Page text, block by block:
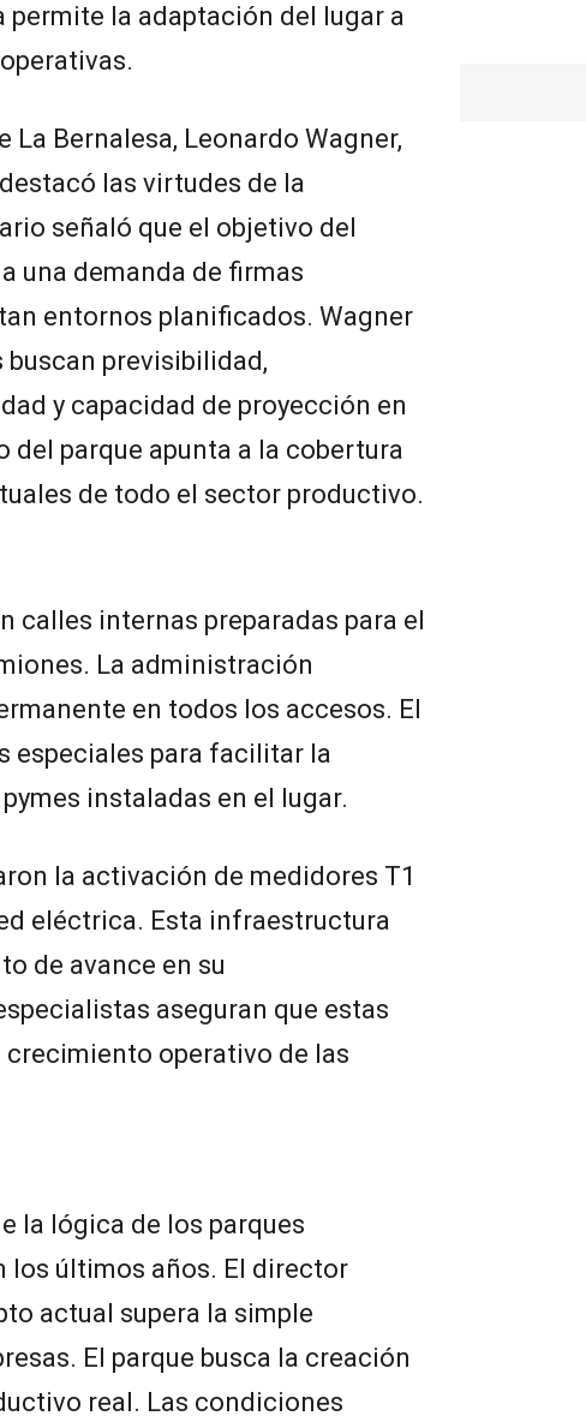
la adaptación del lugar a
La Bernalesa, Leonardo Wagner,
las virtudes de la
señaló que el objetivo del
una demanda de firmas
entornos planificados. Wagner
buscan previsibilidad,
y capacidad de proyección en
del parque apunta a la cobertura
de todo el sector productivo.
calles internas preparadas para el
La administración
en todos los accesos. El
especiales para facilitar la
instaladas en el lugar.
la activación de medidores T1
eléctrica. Esta infraestructura
de avance en su
aseguran que estas
crecimiento operativo de las
la lógica de los parques
los últimos años. El director
actual supera la simple
El parque busca la creación
real. Las condiciones